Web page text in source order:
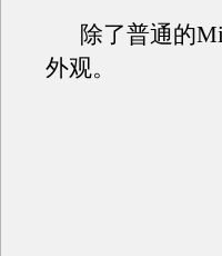
除了普通的
外观。